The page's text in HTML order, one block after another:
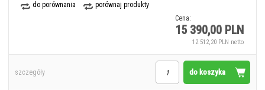
do porównania
porównaj produkty
Cena:
15 390,00 PLN
12 512,20 PLN netto
do koszyka
szczegóły